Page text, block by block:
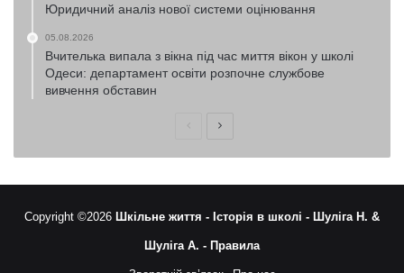
Юридичний аналіз нової системи оцінювання
05.08.2026
Вчителька випала з вікна під час миття вікон у школі
Одеси: департамент освіти розпочне службове
вивчення обставин
ПопередняНаступна
Copyright ©2026 Шкільне життя - Історія в школі - Шуліга Н. &
Шуліга А. - Правила